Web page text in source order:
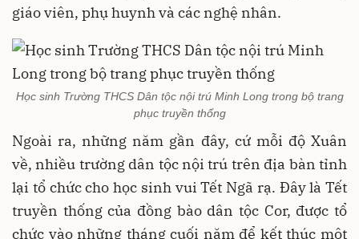
giáo viên, phụ huynh và các nghệ nhân.
Học sinh Trường THCS Dân tộc nội trú Minh Long trong bộ trang
phục truyền thống
Ngoài ra, những năm gần đây, cứ mỗi độ Xuân
về, nhiều trường dân tộc nội trú trên địa bàn tỉnh
lại tổ chức cho học sinh vui Tết Ngã rạ. Đây là Tết
truyền thống của đồng bào dân tộc Cor, được tổ
chức vào những tháng cuối năm để kết thúc một